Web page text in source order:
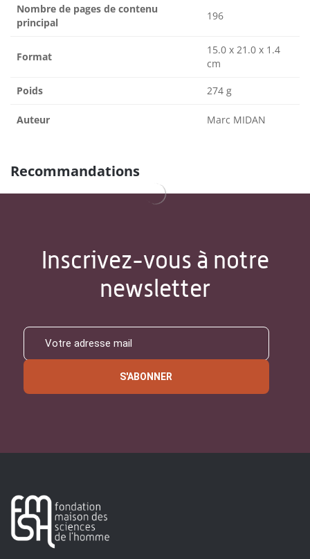
Nombre de pages de contenu
principal
196
Format
15.0 x 21.0 x 1.4
cm
Poids 274 g
Auteur Marc MIDAN
Recommandations
Inscrivez-vous à notre
newsletter
S'ABONNER